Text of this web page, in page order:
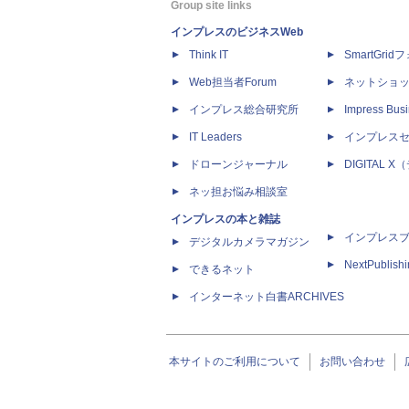
Group site links
インプレスのビジネスWeb
Think IT
Web担当者Forum
インプレス総合研究所
IT Leaders
ドローンジャーナル
ネッ担お悩み相談室
インプレスの本と雑誌
デジタルカメラマガジン
できるネット
インターネット白書ARCHIVES
SmartGridフ
ネットショ
Impress
インプレス
DIGITAL X
インプレス
本サイトのご利用について お問い合わせ